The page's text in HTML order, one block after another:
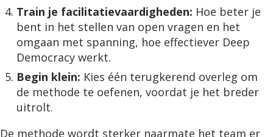
Train je facilitatievaardigheden: Hoe beter je
bent in het stellen van open vragen en het
omgaan met spanning, hoe effectiever Deep
Democracy werkt.
Begin klein: Kies één terugkerend overleg om
de methode te oefenen, voordat je het breder
uitrolt.
De methode wordt sterker naarmate het team er